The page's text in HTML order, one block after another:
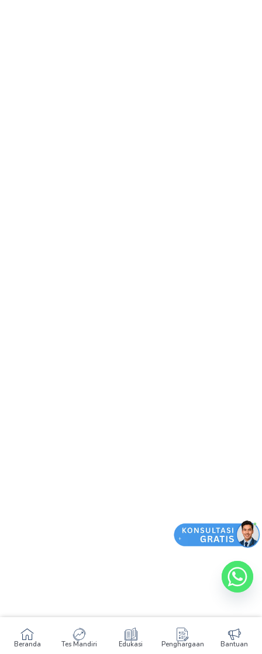
Beranda Tes Mandiri Edukasi Penghargaan Bantuan